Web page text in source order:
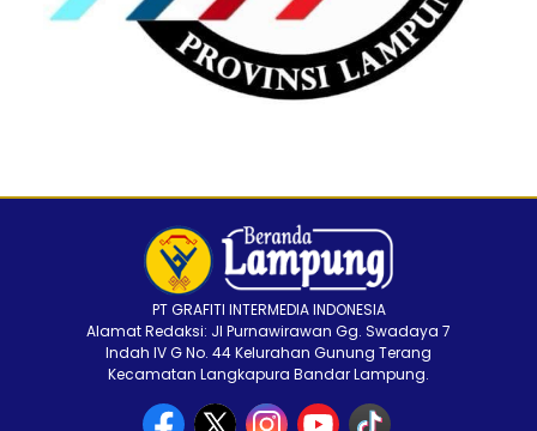
PT GRAFITI INTERMEDIA INDONESIA
Alamat Redaksi: Jl Purnawirawan Gg. Swadaya 7
Indah IV G No. 44 Kelurahan Gunung Terang
Kecamatan Langkapura Bandar Lampung.